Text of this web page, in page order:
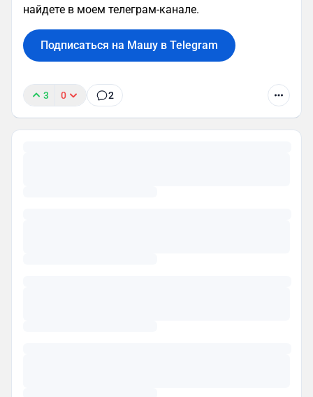
найдете в моем телеграм-канале.
Подписаться на Машу в Telegram
3 0 2